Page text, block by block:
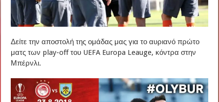
Δείτε την αποστολή της ομάδας μας για το αυριανό πρώτο
ματς των play-off του UEFA Europa Leauge, κόντρα στην
Μπέρνλι.